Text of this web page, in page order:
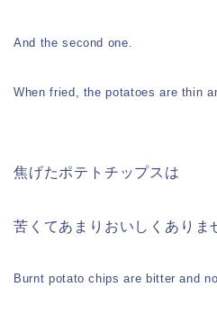
And the second one.
When fried, the potatoes are thin
焦げたポテトチップスは
苦くてあまりおいしくありま
Burnt potato chips are bitter and